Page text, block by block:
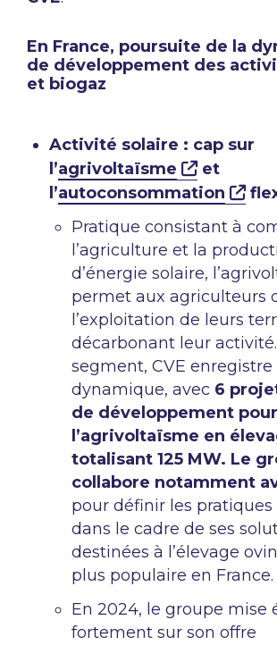
En France, poursuite de la
de développement des
et biogaz
Activité solaire : cap sur
l’agrivoltaïsme
et
l’autoconsommation
Pratique consistant à
l’agriculture et la
d’énergie solaire,
permet aux agriculteurs
l’exploitation de leurs
décarbonant leur
segment, CVE
dynamique, avec 6
de développement
l’agrivoltaïsme en
totalisant 125 MW. Le
collabore notamment
pour définir les
dans le cadre de ses
destinées à l’élevage
plus populaire en France.
En 2024, le groupe mise
fortement sur son offre